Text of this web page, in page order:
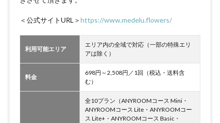
＜公式サイトURL＞https://www.medelu.flowers/
利用可能エリア
エリア内の全域で対応（一部の特殊エリ
アは除く）
料金
698円～2,508円／1回（税込・送料含
む）
全10プラン（ANYROOMコース Mini・
ANYROOMコース Lite・ANYROOMコー
ス Lite+・ANYROOMコース Basic・